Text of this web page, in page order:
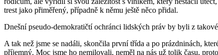
trest jako přiměřený, případně k němu ještě něco přidal.
Dnešní pseudo-demokratičtí ochránci lidských práv by byli z
A tak než jsme se nadáli, skončila první třída a po prázdninách,
příjemný. Moc jsme ho nemilovali, neměl na nás už tolik času,